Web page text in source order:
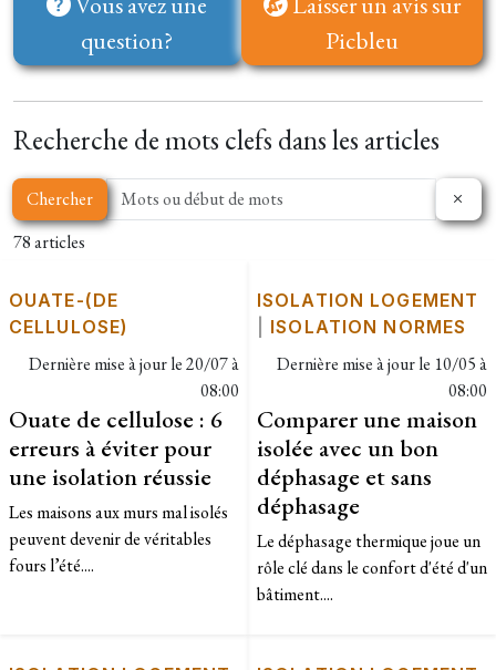
question?
Picbleu
Recherche de mots clefs dans les articles
Chercher
78 articles
OUATE-(DE
CELLULOSE)
Dernière mise à jour le20/07 à
08:00
Ouate de cellulose : 6
erreurs à éviter pour
une isolation réussie
Les maisons aux murs mal isolés
peuvent devenir de véritables
fours l’été....
ISOLATION LOGEMENT
ISOLATION NORMES
Dernière mise à jour le 10/05 à
08:00
Comparer une maison
isolée avec un bon
déphasage et sans
déphasage
Le déphasage thermique joue un
rôle clé dans le confort d'été d'un
bâtiment....